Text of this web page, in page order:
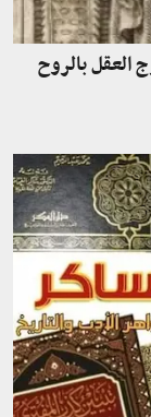
العقل بالروح